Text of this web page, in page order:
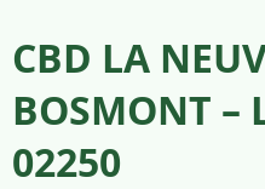
CBD LA
BOSMONT –
02250